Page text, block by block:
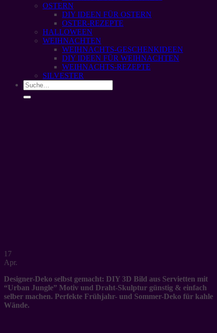
OSTERN
DIY IDEEN FÜR OSTERN
OSTER-REZEPTE
HALLOWEEN
WEIHNACHTEN
WEIHNACHTS-GESCHENKIDEEN
DIY IDEEN FÜR WEIHNACHTEN
WEIHNACHTS-REZEPTE
SILVESTER
17
Apr.
Designer-Deko selbst gemacht: DIY 3D Bild aus Servietten mit
“Urban Jungle” Motiv und Draht-Skulptur günstig & einfach
selber machen. Perfekte Frühjahr- und Sommer-Deko für kahle
Wände.